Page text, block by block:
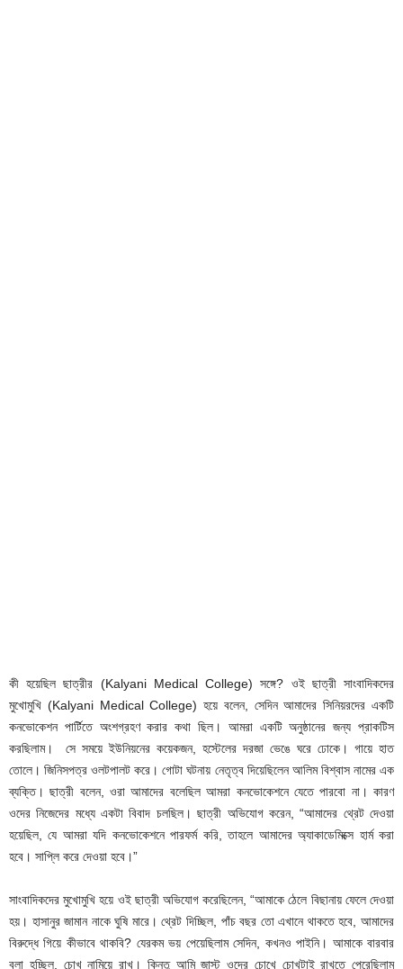
কী হয়েছিল ছাত্রীর (Kalyani Medical College) সঙ্গে? ওই ছাত্রী সাংবাদিকদের
মুখোমুখি (Kalyani Medical College) হয়ে বলেন, সেদিন আমাদের সিনিয়রদের একটি
কনভোকেশন পার্টিতে অংশগ্রহণ করার কথা ছিল। আমরা একটি অনুষ্ঠানের জন্য প্রাকটিস
করছিলাম। সে সময়ে ইউনিয়নের কয়েকজন, হস্টেলের দরজা ভেঙে ঘরে ঢোকে। গায়ে হাত
তোলে। জিনিসপত্র ওলটপালট করে। গোটা ঘটনায় নেতৃত্ব দিয়েছিলেন আলিম বিশ্বাস নামের এক
ব্যক্তি। ছাত্রী বলেন, ওরা আমাদের বলেছিল আমরা কনভোকেশনে যেতে পারবো না। কারণ
ওদের নিজেদের মধ্যে একটা বিবাদ চলছিল। ছাত্রী অভিযোগ করেন, “আমাদের থ্রেট দেওয়া
হয়েছিল, যে আমরা যদি কনভোকেশনে পারফর্ম করি, তাহলে আমাদের অ্যাকাডেমিক্সে হার্ম করা
হবে। সাপ্লি করে দেওয়া হবে।”
সাংবাদিকদের মুখোমুখি হয়ে ওই ছাত্রী অভিযোগ করেছিলেন, “আমাকে ঠেলে বিছানায় ফেলে দেওয়া
হয়। হাসানুর জামান নাকে ঘুষি মারে। থ্রেট দিচ্ছিল, পাঁচ বছর তো এখানে থাকতে হবে, আমাদের
বিরুদ্ধে গিয়ে কীভাবে থাকবি? যেরকম ভয় পেয়েছিলাম সেদিন, কখনও পাইনি। আমাকে বারবার
বলা হচ্ছিল, চোখ নামিয়ে রাখ। কিন্তু আমি জাস্ট ওদের চোখে চোখটাই রাখতে পেরেছিলাম